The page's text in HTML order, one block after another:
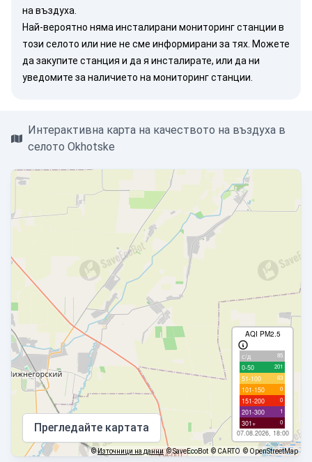
на въздуха.
Най-вероятно няма инсталирани мониторинг станции в
този селото или ние не сме информирани за тях. Можете
да закупите станция и да я инсталирате, или да ни
уведомите за наличието на мониторинг станции.
Интерактивна карта на качеството на въздуха в
селото Okhotske
AQI PM2.5
с/д 85
0-50 201
51-100 63
101-150 0
151-200 0
201-300 1
301+ 0
07.08.2026, 18:00
Прегледайте картата
©Източници на данни © SaveEcoBot © CARTO © OpenStreetMap